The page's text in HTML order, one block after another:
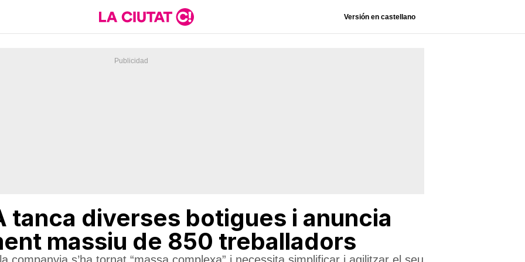
Versión en castellano
tanca diverses botigues i anuncia
massiu de 850 treballadors